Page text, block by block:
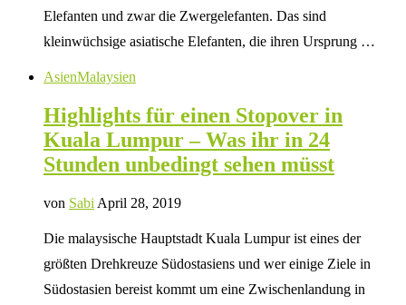
Elefanten und zwar die Zwergelefanten. Das sind
kleinwüchsige asiatische Elefanten, die ihren Ursprung …
AsienMalaysien
Highlights für einen Stopover in
Kuala Lumpur – Was ihr in 24
Stunden unbedingt sehen müsst
von Sabi April 28, 2019
Die malaysische Hauptstadt Kuala Lumpur ist eines der
größten Drehkreuze Südostasiens und wer einige Ziele in
Südostasien bereist kommt um eine Zwischenlandung in